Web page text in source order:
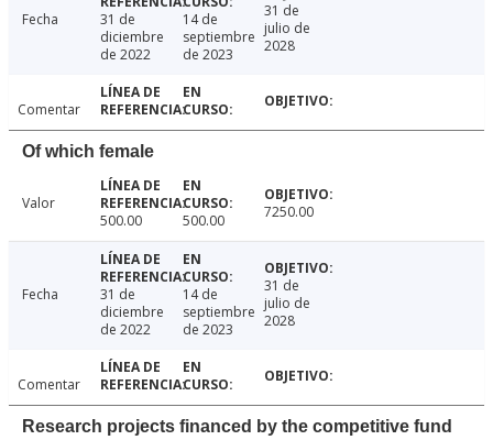
Fecha
31 de
diciembre
de 2022
14 de
septiembre
de 2023
31 de
julio de
2028
Comentar
Of which female
Valor
500.00
500.00 7250.00
Fecha
31 de
diciembre
de 2022
14 de
septiembre
de 2023
31 de
julio de
2028
Comentar
Research projects financed by the competitive fund